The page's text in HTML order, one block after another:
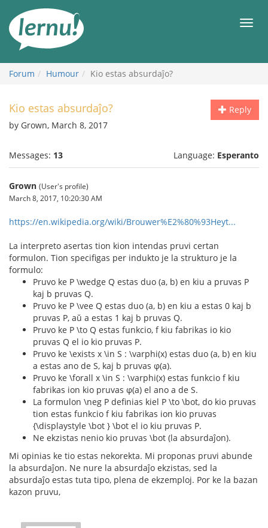
the
content
Forum Humour Kio estas absurdaĵo?
Reply
Kio estas absurdaĵo?
by Grown, March 8, 2017
Messages: 13 Language: Esperanto
Grown (User's profile)
March 8, 2017, 10:20:30 AM
https://en.wikipedia.org/wiki/Brouwer%E2%80%93Heyt...
La interpreto asertas tion kion intendas pruvi certan
formulon. Tion specifigas per indukto je la strukturo je la
formulo:
Pruvo ke P \wedge Q estas duo (a, b) en kiu a pruvas P
kaj b pruvas Q.
Pruvo ke P \vee Q estas duo (a, b) en kiu a estas 0 kaj b
pruvas P, aŭ a estas 1 kaj b pruvas Q.
Pruvo ke P \to Q estas funkcio, f kiu fabrikas io kio
pruvas Q el io kio pruvas P.
Pruvo ke \exists x \in S : \varphi(x) estas duo (a, b) en kiu
a estas ano de S, kaj b pruvas φ(a).
Pruvo ke \forall x \in S : \varphi(x) estas funkcio f kiu
fabrikas ion kio pruvas φ(a) el ano a de S.
La formulon \neg P definias kiel P \to \bot, do kio pruvas
tion estas funkcio f kiu fabrikas ion kio pruvas
{\displaystyle \bot } \bot el io kiu pruvas P.
Ne ekzistas nenio kio pruvas \bot (la absurdaĵon).
Mi opinias ke tio estas nekorekta. Mi proponas pruvi abunde
la absurdaĵon. Ne nure la absurdaĵo ekzistas, sed la
absurdaĵo estas tuta tipo, plena de ekzemploj. Por ke la bazan
kazon pruvu,